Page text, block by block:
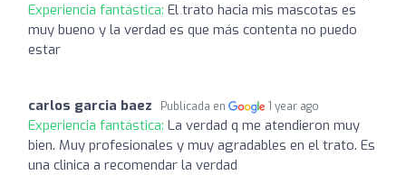
Experiencia fantástica: El trato hacia mis mascotas es
muy bueno y la verdad es que más contenta no puedo
estar
carlos garcia baez Publicada en 1 year ago
Experiencia fantástica: La verdad q me atendieron muy
bien. Muy profesionales y muy agradables en el trato. Es
una clinica a recomendar la verdad